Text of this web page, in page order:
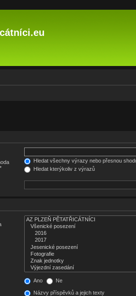
Hledat všechny výrazy nebo přesnou
Hledat kterýkoliv z výrazů
Ano Ne
Názvy příspěvků a jejich texty